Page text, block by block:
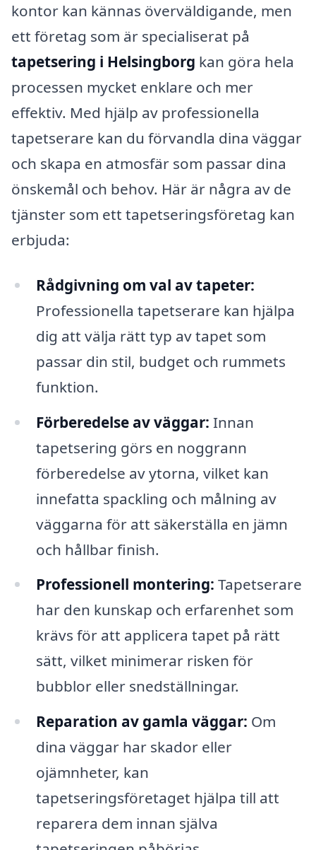
kontor kan kännas överväldigande, men
ett företag som är specialiserat på
tapetsering i Helsingborg kan göra hela
processen mycket enklare och mer
effektiv. Med hjälp av professionella
tapetserare kan du förvandla dina väggar
och skapa en atmosfär som passar dina
önskemål och behov. Här är några av de
tjänster som ett tapetseringsföretag kan
erbjuda:
Rådgivning om val av tapeter:
Professionella tapetserare kan hjälpa
dig att välja rätt typ av tapet som
passar din stil, budget och rummets
funktion.
Förberedelse av väggar: Innan
tapetsering görs en noggrann
förberedelse av ytorna, vilket kan
innefatta spackling och målning av
väggarna för att säkerställa en jämn
och hållbar finish.
Professionell montering: Tapetserare
har den kunskap och erfarenhet som
krävs för att applicera tapet på rätt
sätt, vilket minimerar risken för
bubblor eller snedställningar.
Reparation av gamla väggar: Om
dina väggar har skador eller
ojämnheter, kan
tapetseringsföretaget hjälpa till att
reparera dem innan själva